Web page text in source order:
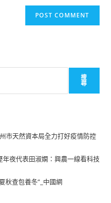
搜
尋
市天然資本局全力打好疫情防控
夜代表田淑嫻：興農一線看科技
秋查包養冬”_中國網